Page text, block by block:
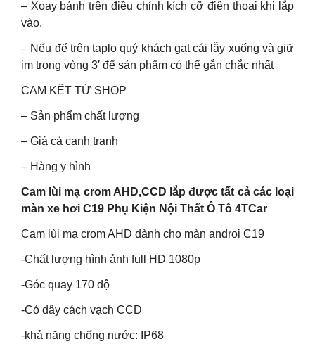
– Xoay bánh trên điều chỉnh kích cỡ điện thoại khi lắp
vào.
– Nếu để trên taplo quý khách gạt cái lẫy xuống và giữ
im trong vòng 3′ để sản phẩm có thể gắn chắc nhất
CAM KẾT TỪ SHOP
– Sản phẩm chất lượng
– Giá cả cạnh tranh
– Hàng y hình
Cam lùi mạ crom AHD,CCD lắp được tất cả các loại
màn xe hơi C19 Phụ Kiện Nội Thất Ô Tô 4TCar
Cam lùi mạ crom AHD dành cho màn androi C19
-Chất lượng hình ảnh full HD 1080p
-Góc quay 170 độ
-Có dây cách vạch CCD
-khả năng chống nước: IP68